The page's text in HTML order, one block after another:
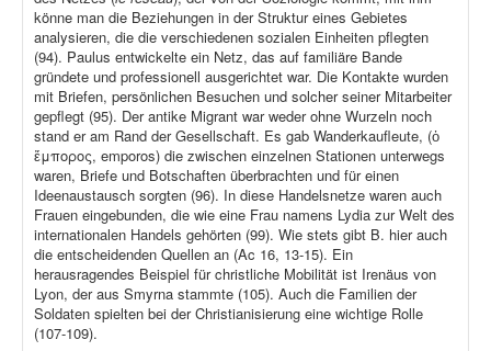
könne man die Beziehungen in der Struktur eines Gebietes
analysieren, die die verschiedenen sozialen Einheiten pflegten
(94). Paulus entwickelte ein Netz, das auf familiäre Bande
gründete und professionell ausgerichtet war. Die Kontakte wurden
mit Briefen, persönlichen Besuchen und solcher seiner Mitarbeiter
gepflegt (95). Der antike Migrant war weder ohne Wurzeln noch
stand er am Rand der Gesellschaft. Es gab Wanderkaufleute, (ὁ
ἔμπορος, emporos) die zwischen einzelnen Stationen unterwegs
waren, Briefe und Botschaften überbrachten und für einen
Ideenaustausch sorgten (96). In diese Handelsnetze waren auch
Frauen eingebunden, die wie eine Frau namens Lydia zur Welt des
internationalen Handels gehörten (99). Wie stets gibt B. hier auch
die entscheidenden Quellen an (Ac 16, 13-15). Ein
herausragendes Beispiel für christliche Mobilität ist Irenäus von
Lyon, der aus Smyrna stammte (105). Auch die Familien der
Soldaten spielten bei der Christianisierung eine wichtige Rolle
(107-109).